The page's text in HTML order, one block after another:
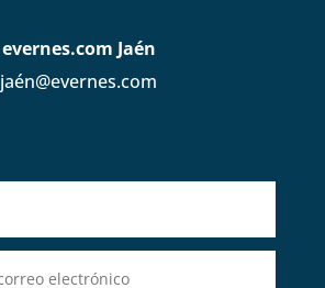
evernes.com Jaén
jaén@evernes.com